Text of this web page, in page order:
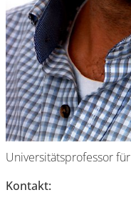
Universitätsprofessor
Kontakt: